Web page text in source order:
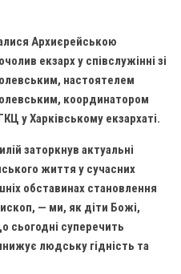
(м. Люботин)
(с. Вільча)
(м. Лозова)
Пресвятої Богородиці (смт
народу (м. Полтава)
(м. Полтава)
Архиєрейською
екзарх у співслужінні зі
настоятелем
координатором
у Харківському екзархаті.
заторкнув актуальні
життя у сучасних
обставинах становлення
— ми, як діти Божі,
сьогодні суперечить
людську гідність та